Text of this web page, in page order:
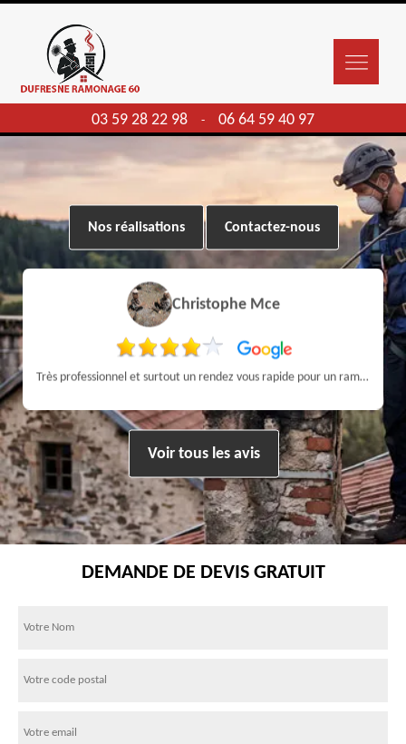
03 59 28 22 98 - 06 64 59 40 97
Nos réalisations Contactez-nous
Christophe Mce
Très professionnel et surtout un rendez vous rapide pour un ramonage efficace
Voir tous les avis
DEMANDE DE DEVIS GRATUIT